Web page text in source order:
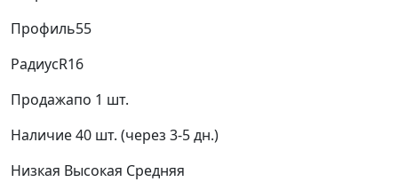
Профиль55
РадиусR16
Продажапо 1 шт.
Наличие40 шт. (через 3-5 дн.)
Низкая Высокая Средняя